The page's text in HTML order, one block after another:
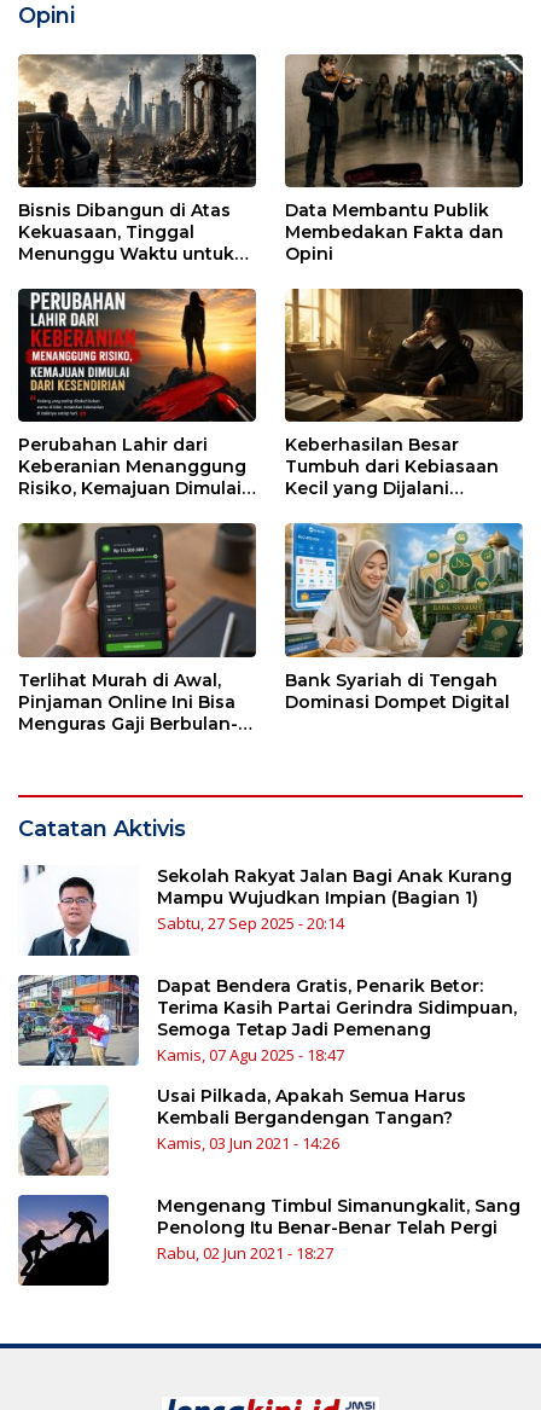
Opini
Bisnis Dibangun di Atas
Kekuasaan, Tinggal
Menunggu Waktu untuk
Data Membantu Publik
Membedakan Fakta dan
Opini
Perubahan Lahir dari
Keberanian Menanggung
Risiko, Kemajuan Dimulai
Keberhasilan Besar
Tumbuh dari Kebiasaan
Kecil yang Dijalani
Terlihat Murah di Awal,
Pinjaman Online Ini Bisa
Menguras Gaji Berbulan-
Bank Syariah di Tengah
Dominasi Dompet Digital
Catatan Aktivis
Sekolah Rakyat Jalan Bagi Anak Kurang
Mampu Wujudkan Impian (Bagian 1)
Sabtu, 27 Sep 2025 - 20:14
Dapat Bendera Gratis, Penarik Betor:
Terima Kasih Partai Gerindra Sidimpuan,
Semoga Tetap Jadi Pemenang
Kamis, 07 Agu 2025 - 18:47
Usai Pilkada, Apakah Semua Harus
Kembali Bergandengan Tangan?
Kamis, 03 Jun 2021 - 14:26
Mengenang Timbul Simanungkalit, Sang
Penolong Itu Benar-Benar Telah Pergi
Rabu, 02 Jun 2021 - 18:27